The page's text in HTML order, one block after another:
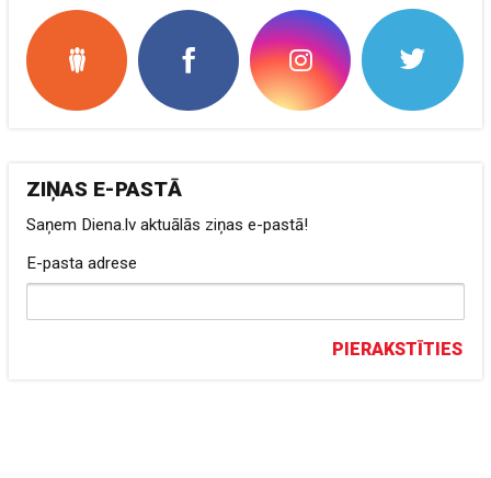
ZIŅAS E-PASTĀ
Saņem Diena.lv aktuālās ziņas e-pastā!
E-pasta adrese
PIERAKSTĪTIES